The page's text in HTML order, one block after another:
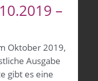
–
Oktober 2019,
Ausgabe
gibt es eine